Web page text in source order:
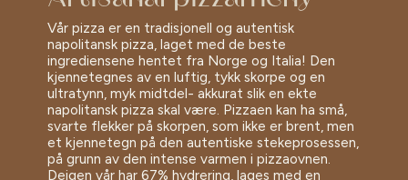
Vår pizza er en tradisjonell og autentisk
napolitansk pizza, laget med de beste
ingrediensene hentet fra Norge og Italia! Den
kjennetegnes av en luftig, tykk skorpe og en
ultratynn, myk midtdel- akkurat slik en ekte
napolitansk pizza skal være. Pizzaen kan ha små,
svarte flekker på skorpen, som ikke er brent, men
et kjennetegn på den autentiske stekeprosessen,
på grunn av den intense varmen i pizzaovnen.
Deigen vår har 67% hydrering, lages med en